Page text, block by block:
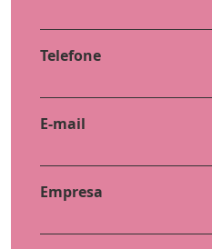
Telefone
E-mail
Empresa